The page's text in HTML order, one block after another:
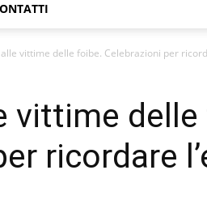
vittime delle foibe. Celebrazioni per
vittime delle
ricordare